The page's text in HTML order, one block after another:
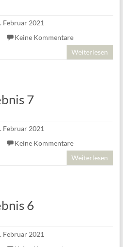
Februar 2021
Keine Kommentare
Weiterlesen
7
Februar 2021
Keine Kommentare
Weiterlesen
6
Februar 2021